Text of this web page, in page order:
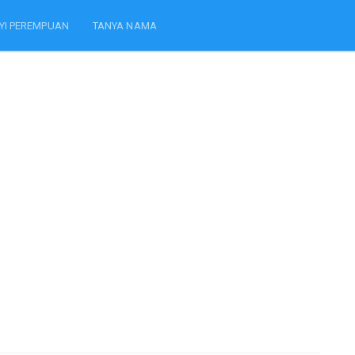
PEREMPUAN TANYA NAMA